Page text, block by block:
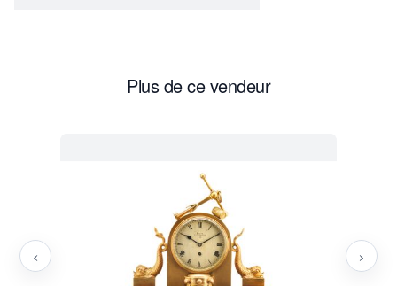
Plus de ce vendeur
‹ ›